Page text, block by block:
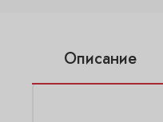
Описание